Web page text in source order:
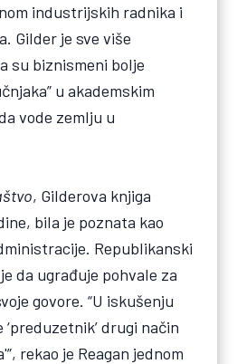
industrijskih radnika i
Gilder je sve više
su biznismeni bolje
u akademskim
vode zemlju u
, Gilderova knjiga
bila je poznata kao
Republikanski
da ugrađuje pohvale za
govore. “U iskušenju
‘preduzetnik’ drugi način
rekao je Reagan jednom